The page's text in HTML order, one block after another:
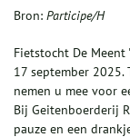
Bron: Participe/H
Fietstocht De Meent
17 september 2025.
nemen u mee voor
Bij Geitenboerderij
pauze en een